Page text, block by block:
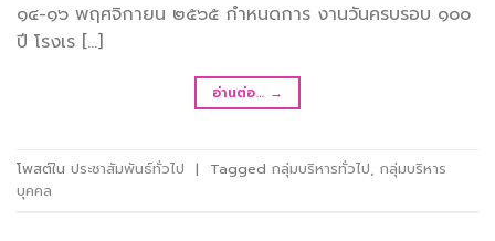
๑๔-๑๖ พฤศจิกายน ๒๕๖๕ กำหนดการ งานวันครบรอบ ๑๐๐
ปี โรงเร […]
อ่านต่อ… →
โพสต์ใน ประชาสัมพันธ์ทั่วไป | Tagged กลุ่มบริหารทั่วไป, กลุ่มบริหาร
บุคคล